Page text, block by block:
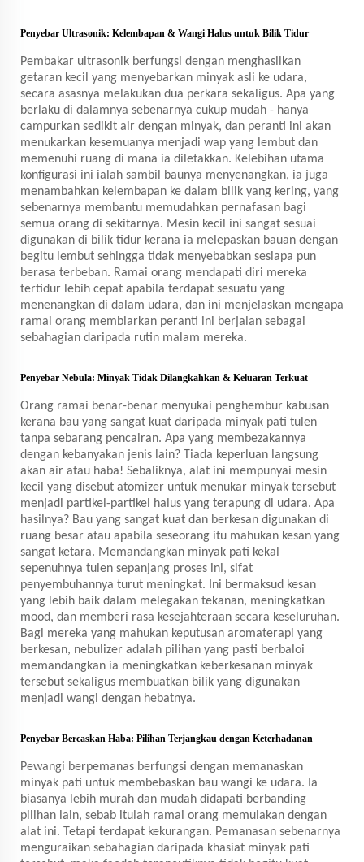
Penyebar Ultrasonik: Kelembapan & Wangi Halus untuk Bilik Tidur
Pembakar ultrasonik berfungsi dengan menghasilkan
getaran kecil yang menyebarkan minyak asli ke udara,
secara asasnya melakukan dua perkara sekaligus. Apa yang
berlaku di dalamnya sebenarnya cukup mudah - hanya
campurkan sedikit air dengan minyak, dan peranti ini akan
menukarkan kesemuanya menjadi wap yang lembut dan
memenuhi ruang di mana ia diletakkan. Kelebihan utama
konfigurasi ini ialah sambil baunya menyenangkan, ia juga
menambahkan kelembapan ke dalam bilik yang kering, yang
sebenarnya membantu memudahkan pernafasan bagi
semua orang di sekitarnya. Mesin kecil ini sangat sesuai
digunakan di bilik tidur kerana ia melepaskan bauan dengan
begitu lembut sehingga tidak menyebabkan sesiapa pun
berasa terbeban. Ramai orang mendapati diri mereka
tertidur lebih cepat apabila terdapat sesuatu yang
menenangkan di dalam udara, dan ini menjelaskan mengapa
ramai orang membiarkan peranti ini berjalan sebagai
sebahagian daripada rutin malam mereka.
Penyebar Nebula: Minyak Tidak Dilangkahkan & Keluaran Terkuat
Orang ramai benar-benar menyukai penghembur kabusan
kerana bau yang sangat kuat daripada minyak pati tulen
tanpa sebarang pencairan. Apa yang membezakannya
dengan kebanyakan jenis lain? Tiada keperluan langsung
akan air atau haba! Sebaliknya, alat ini mempunyai mesin
kecil yang disebut atomizer untuk menukar minyak tersebut
menjadi partikel-partikel halus yang terapung di udara. Apa
hasilnya? Bau yang sangat kuat dan berkesan digunakan di
ruang besar atau apabila seseorang itu mahukan kesan yang
sangat ketara. Memandangkan minyak pati kekal
sepenuhnya tulen sepanjang proses ini, sifat
penyembuhannya turut meningkat. Ini bermaksud kesan
yang lebih baik dalam melegakan tekanan, meningkatkan
mood, dan memberi rasa kesejahteraan secara keseluruhan.
Bagi mereka yang mahukan keputusan aromaterapi yang
berkesan, nebulizer adalah pilihan yang pasti berbaloi
memandangkan ia meningkatkan keberkesanan minyak
tersebut sekaligus membuatkan bilik yang digunakan
menjadi wangi dengan hebatnya.
Penyebar Bercaskan Haba: Pilihan Terjangkau dengan Keterhadanan
Pewangi berpemanas berfungsi dengan memanaskan
minyak pati untuk membebaskan bau wangi ke udara. Ia
biasanya lebih murah dan mudah didapati berbanding
pilihan lain, sebab itulah ramai orang memulakan dengan
alat ini. Tetapi terdapat kekurangan. Pemanasan sebenarnya
menguraikan sebahagian daripada khasiat minyak pati